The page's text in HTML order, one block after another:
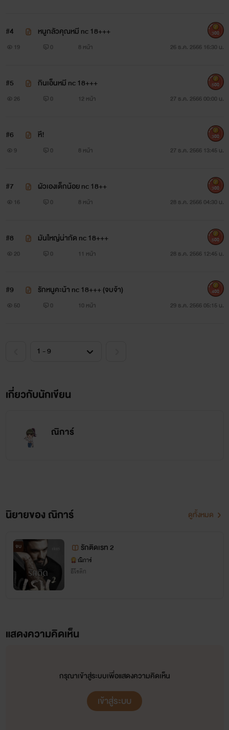
#4 หนูกลัวคุณหมี nc 18+++
19 0 8 หน้า 26 ธ.ค. 2566 16:30 น.
300
#5 กินเอ็นหมี nc 18+++
26 0 12 หน้า 27 ธ.ค. 2566 00:00 น.
500
#6 หึ!
9 0 8 หน้า 27 ธ.ค. 2566 13:45 น.
300
#7 ผัวเองเด็กน้อย nc 18++
16 0 8 หน้า 28 ธ.ค. 2566 04:30 น.
300
#8 มันใหญ่น่ากัด nc 18+++
20 0 11 หน้า 28 ธ.ค. 2566 12:45 น.
500
#9 รักหนูคะน้า nc 18+++ (จบจ้า)
50 0 10 หน้า 29 ธ.ค. 2566 05:15 น.
400
เกี่ยวกับนักเขียน
ณิการ์
นิยายของ ณิการ์ ดูทั้งหมด
จบ รักติดเรท 2
ณิการ์
อีโรติก
แสดงความคิดเห็น
กรุณาเข้าสู่ระบบเพื่อแสดงความคิดเห็น
เข้าสู่ระบบ